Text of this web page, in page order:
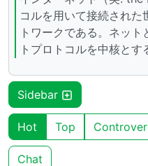
コルを用いて接続された
トワークである。ネッ
トプロトコルを中核とす
Sidebar
Hot Top
Chat